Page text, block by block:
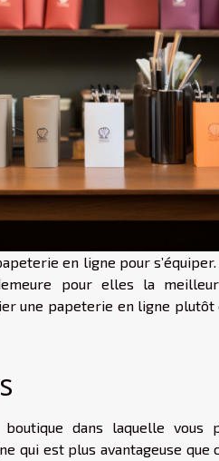
en ligne pour s’équiper.
pour elles la
une papeterie en ligne plutôt
dans laquelle vous
qui est plus avantageuse que